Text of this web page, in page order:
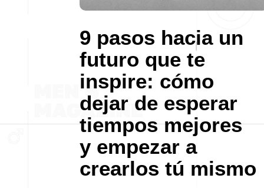
9 pasos hacia un
futuro que te
inspire: cómo
dejar de esperar
tiempos mejores
y empezar a
crearlos tú mismo